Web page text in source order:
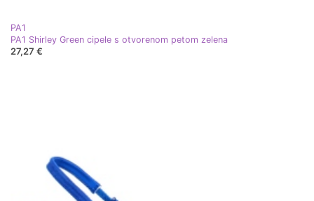
PA1
PA1 Shirley Green cipele s otvorenom petom zelena
27,27 €